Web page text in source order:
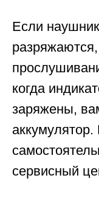
Если
когда
заряжены,
сервисный